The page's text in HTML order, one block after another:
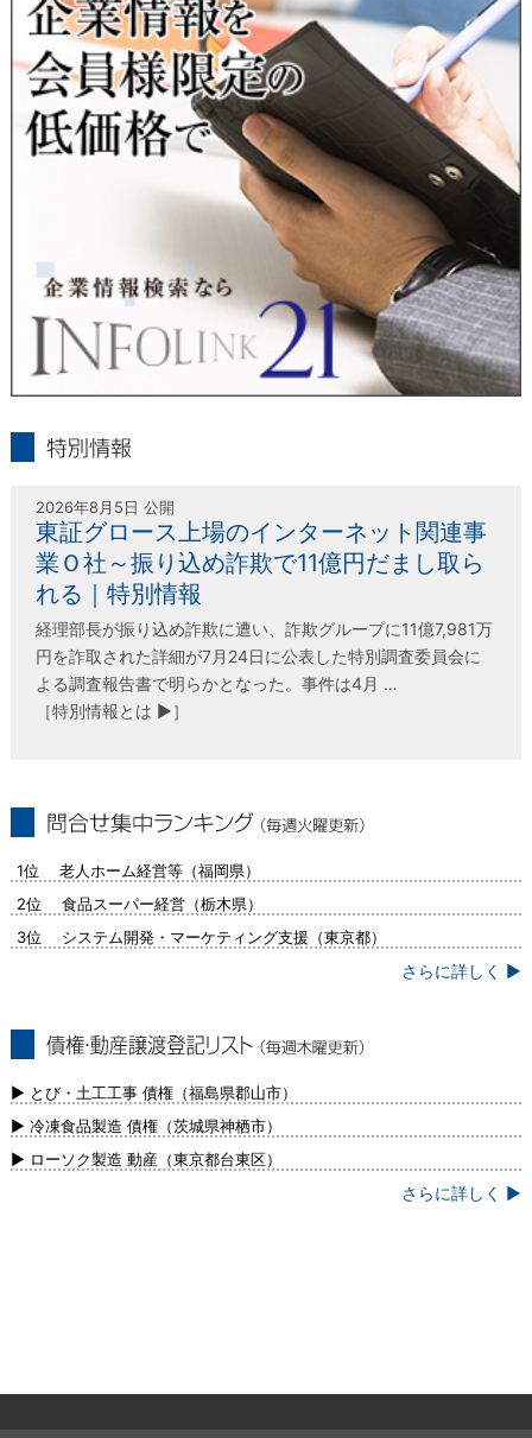
追加・削除・利用停止・提供停止の希望がございましたら、本
人または代理人の請求応じて、個人データの通知・開示・訂
正・追加・削除・利用停止・提供停止の請求に応じます。
受付方法は、本人確認資料（運転免許証、パスポート何れかの
コピー）、「個人情報取扱申請書」「委任状」（代理人による
申請の場合のみ必要となります）を当社宛にお送り下さい。
＜個人情報保護に関するお問合せ・相談窓口＞
〒802-0004 北九州市小倉北区鍛冶町2丁目5-11（第一東経ビ
フリーダイヤル 0120-55-9986
受付時間 平日9：00～17：00
2026年8月5日 公開
東証グロース上場のインターネット関連事
業Ｏ社～振り込め詐欺で11億円だまし取ら
れる｜特別情報
経理部長が振り込め詐欺に遭い、詐欺グループに11億7,981万
円を詐取された詳細が7月24日に公表した特別調査委員会に
よる調査報告書で明らかとなった。事件は4月 …
［特別情報とは ▶］
1位 老人ホーム経営等（福岡県）
2位 食品スーパー経営（栃木県）
3位 システム開発・マーケティング支援（東京都）
さらに詳しく ▶
新）
▶ とび・土工工事 債権（福島県郡山市）
▶ 冷凍食品製造 債権（茨城県神栖市）
▶ ローソク製造 動産（東京都台東区）
さらに詳しく ▶